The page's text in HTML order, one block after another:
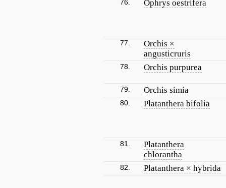
76. Ophrys oestrifera
77.
Orchis ×
angusticruris
78. Orchis purpurea
79. Orchis simia
80. Platanthera bifolia
81.
Platanthera
chlorantha
82. Platanthera × hybrida